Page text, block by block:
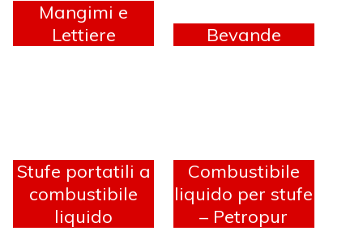
Mangimi e
Lettiere
Bevande
Stufe portatili a
combustibile
liquido
Combustibile
liquido per stufe
– Petropur